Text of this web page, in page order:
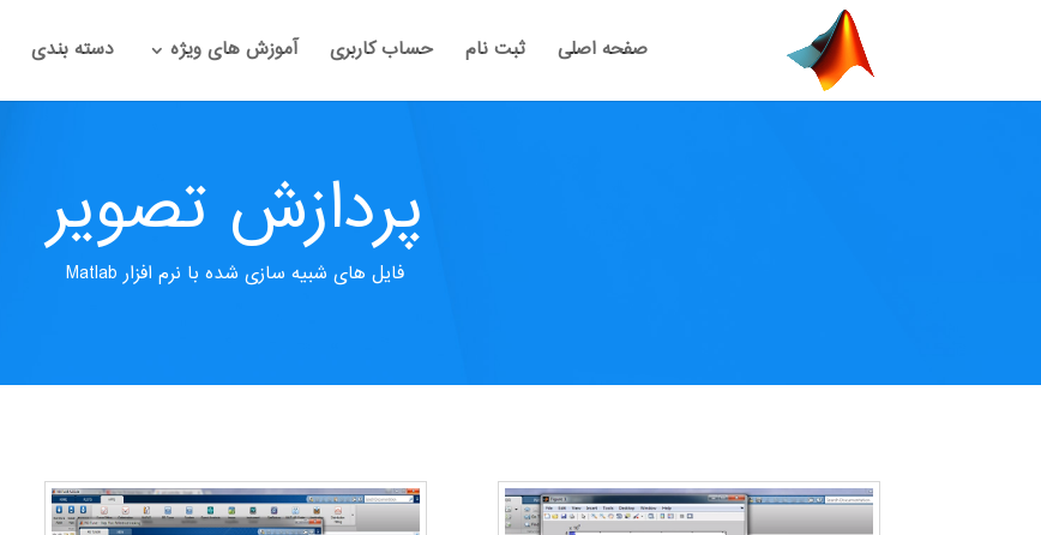
صفحه اصلی ثبت نام حساب کاربری آموزش های ویژه دسته بندی
پردازش تصویر
فایل های شبیه سازی شده با نرم افزار Matlab